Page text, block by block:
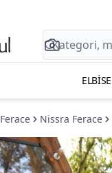
ELBISE
Ferace Nissra Ferace